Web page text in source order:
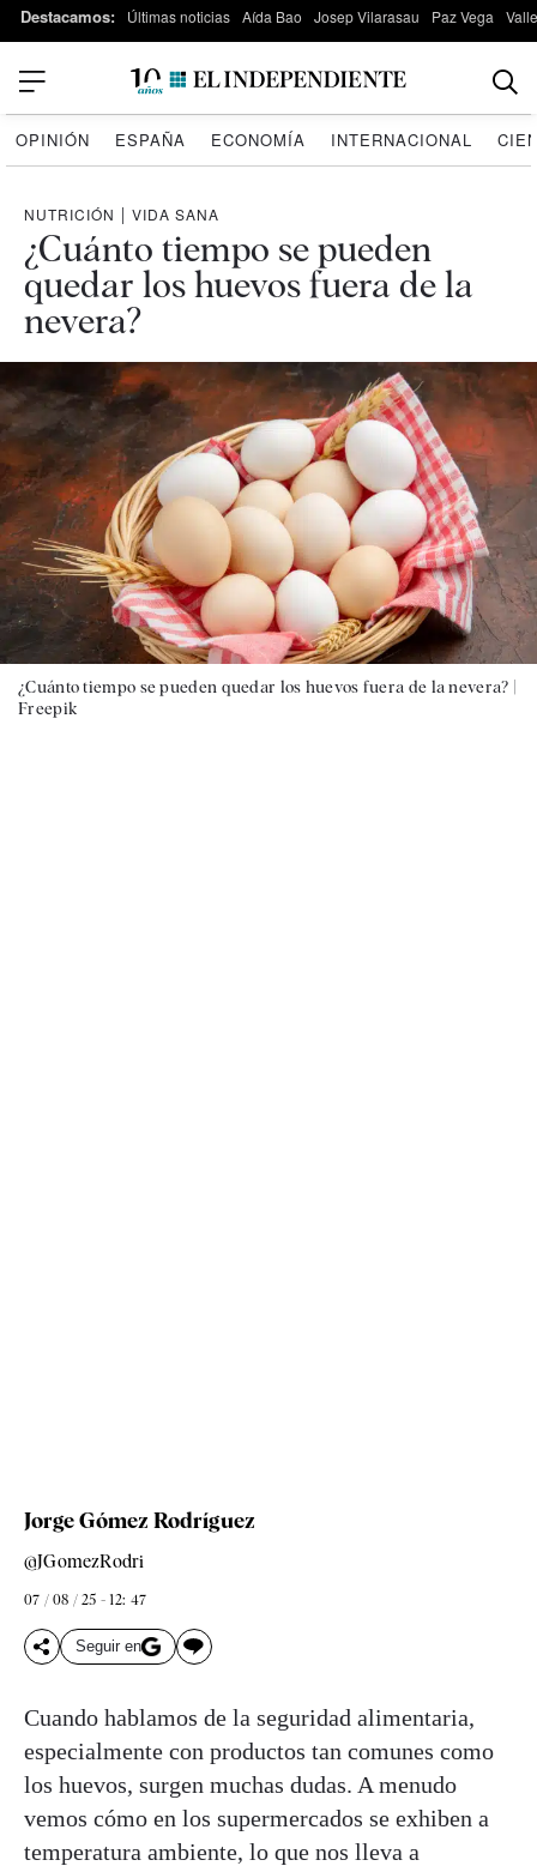
Destacamos: Últimas noticias Aída Bao Josep Vilarasau Paz Vega
OPINIÓN ESPAÑA ECONOMÍA INTERNACIONAL
NUTRICIÓN | VIDA SANA
¿Cuánto tiempo se pueden
quedar los huevos fuera de la
nevera?
¿Cuánto tiempo se pueden quedar los huevos fuera de la nevera? |
Freepik
Jorge Gómez Rodríguez
@JGomezRodri
07 / 08 / 25 - 12: 47
Seguir en
Cuando hablamos de la seguridad alimentaria,
especialmente con productos tan comunes como
los huevos, surgen muchas dudas. A menudo
vemos cómo en los supermercados se exhiben a
temperatura ambiente, lo que nos lleva a